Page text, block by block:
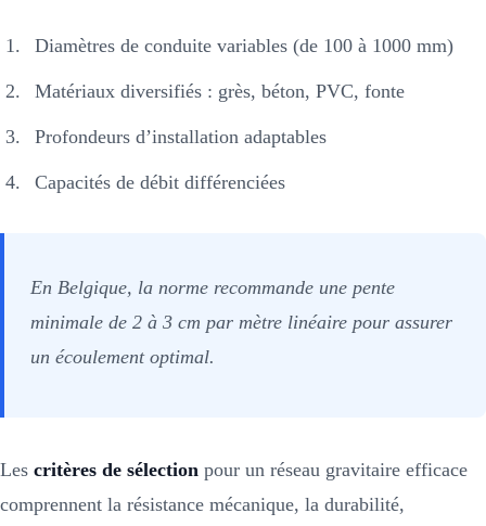
Diamètres de conduite variables (de 100 à 1000 mm)
Matériaux diversifiés : grès, béton, PVC, fonte
Profondeurs d’installation adaptables
Capacités de débit différenciées
En Belgique, la norme recommande une pente
minimale de 2 à 3 cm par mètre linéaire pour assurer
un écoulement optimal.
Les critères de sélection pour un réseau gravitaire efficace
comprennent la résistance mécanique, la durabilité,